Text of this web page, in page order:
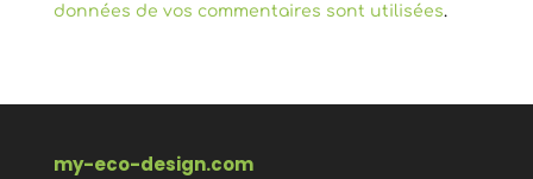
données de vos commentaires sont utilisées.
my-eco-design.com